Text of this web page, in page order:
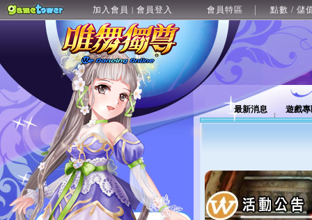
加入會員 | 會員登入 會員特區 點數 / 儲
最新消息 遊戲